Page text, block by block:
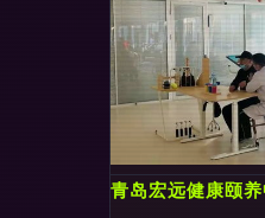
青岛宏远健康颐